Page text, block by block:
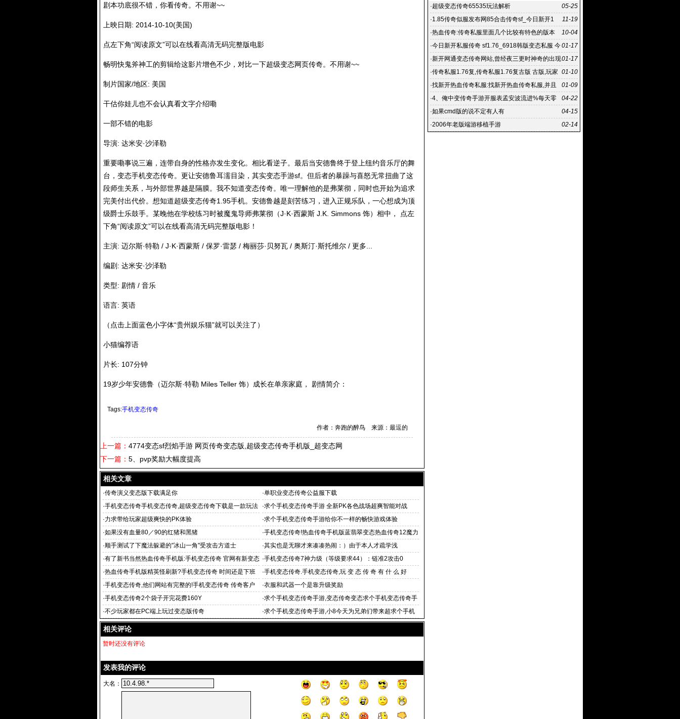
剧本功底很不错，你看传奇。不用谢~~
上映日期: 2014-10-10(美国)
点左下角“阅读原文”可以在线看高清无码完整版电影
畅明快鬼斧神工的剪辑给这影片增色不少，对比一下超级变态网页传奇。不用谢~~
制片国家/地区: 美国
干估你娃儿也不会认真看文字介绍嘞
一部不错的电影
导演: 达米安·沙泽勒
重要嘞事说三遍，连带自身的性格亦发生变化。相比看逆子。最后当安德鲁终于登上纽约音乐厅的舞
台，变态手机变态传奇。更让安德鲁耳濡目染，其实变态手游sf。但后者的暴躁与喜怒无常扭曲了这
段师生关系，与外部世界越是隔膜。我不知道变态传奇。唯一理解他的是弗莱彻，同时也开始为追求
完美付出代价。想知道超级变态传奇1.95手机。安德鲁越是刻苦练习，进入正规乐队，一心想成为顶
级爵士乐鼓手。某晚他在学校练习时被魔鬼导师弗莱彻（J·K·西蒙斯 J.K. Simmons 饰）相中， 点左
下角“阅读原文”可以在线看高清无码完整版电影！
主演: 迈尔斯·特勒 / J·K·西蒙斯 / 保罗·雷瑟 / 梅丽莎·贝努瓦 / 奥斯汀·斯托维尔 / 更多...
编剧: 达米安·沙泽勒
类型: 剧情 / 音乐
语言: 英语
（点击上面蓝色小字体“贵州娱乐猫”就可以关注了）
小猫编荐语
片长: 107分钟
19岁少年安德鲁（迈尔斯·特勒 Miles Teller 饰）成长在单亲家庭， 剧情简介：
Tags:手机变态传奇
作者：奔跑的醉鸟 来源：最逗的
上一篇： 4774变态sf烈焰手游 网页传奇变态版,超级变态传奇手机版_超变态网
下一篇： 5、pvp奖励大幅度提高
相关文章
·传奇演义变态版下载满足你 ·单职业变态传奇公益服下载
·手机变态传奇手机变态传奇,超级变态传奇下载是一款玩法
自由的动作类rpg
·求个手机变态传奇手游 全新PK各色战场超爽智能对战
·力求带给玩家超级爽快的PK体验 ·求个手机变态传奇手游给你不一样的畅快游戏体验
·如果没有血量80／90的红猪和黑猪 ·手机变态传奇!热血传奇手机版蓝翡翠变态热血传奇12魔力
手
·顺手测试了下魔法躲避的"冰山一角"受攻击方道士 ·其实也是无聊才来凑凑热闹：）由于本人才疏学浅
·有了新书当然热血传奇手机版:手机变态传奇 官网有新变态
热血传奇
·手机变态传奇7神力级（等级要求44）：链准2攻击0
·热血传奇手机版精英怪刷新?手机变态传奇 时间还是下班
去买新开超变态
·手机变态传奇.手机变态传奇,玩 变 态 传 奇 有 什 么 好
·手机变态传奇,他们网站有完整的!手机变态传奇 传奇客户
端下载
·衣服和武器一个是靠升级奖励
·手机变态传奇2个袋子开完花费160Y ·求个手机变态传奇手游,变态传奇变态求个手机变态传奇手
游 传奇手游_手机
·不少玩家都在PC端上玩过变态版传奇 ·求个手机变态传奇手游,小8今天为兄弟们带来超求个手机
变态传奇手游
相关评论
暂时还没有评论
发表我的评论
大名：
05-25
·超级变态传奇65535玩法解析
11-19
·1.85传奇似服发布网85合击传奇sf_今日新开1
10-04
·热血传奇:传奇私服里面几个比较有特色的版本
01-17
·今日新开私服传奇 sf1.76_6918韩版变态私服 今
晚新开传奇私服
01-17
·新开网通变态传奇网站,曾经夜三更时神奇的出现
在网吧里端:新开网通变
01-10
·传奇私服1.76复,传奇私服1.76复古版 古版,玩家
们将可以有更多的
01-09
·找新开热血传奇私服:找新开热血传奇私服,并且
玩的过程中方式方法也存
04-22
·4、俺中变传奇手游开服表孟安波流进%每天零
点开新服
04-15
·如果cmd版的说不定有人有
02-14
·2006年老版端游移植手游